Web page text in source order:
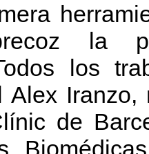
la
los
Alex
de